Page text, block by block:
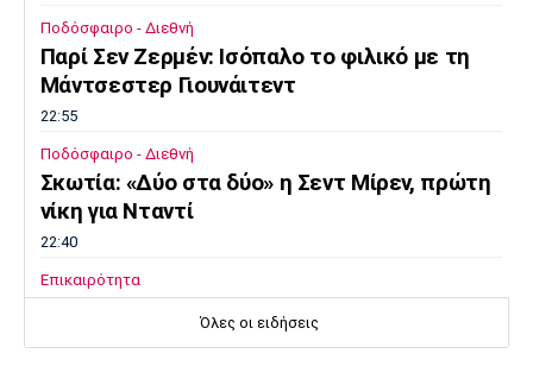
Ποδόσφαιρο - Διεθνή
Παρί Σεν Ζερμέν: Ισόπαλο το φιλικό με τη
Μάντσεστερ Γιουνάιτεντ
22:55
Ποδόσφαιρο - Διεθνή
Σκωτία: «Δύο στα δύο» η Σεντ Μίρεν, πρώτη
νίκη για Νταντί
22:40
Επικαιρότητα
Τραγωδία στην Πάρο: Παιδί 4 ετών πνίγηκε
Όλες οι ειδήσεις